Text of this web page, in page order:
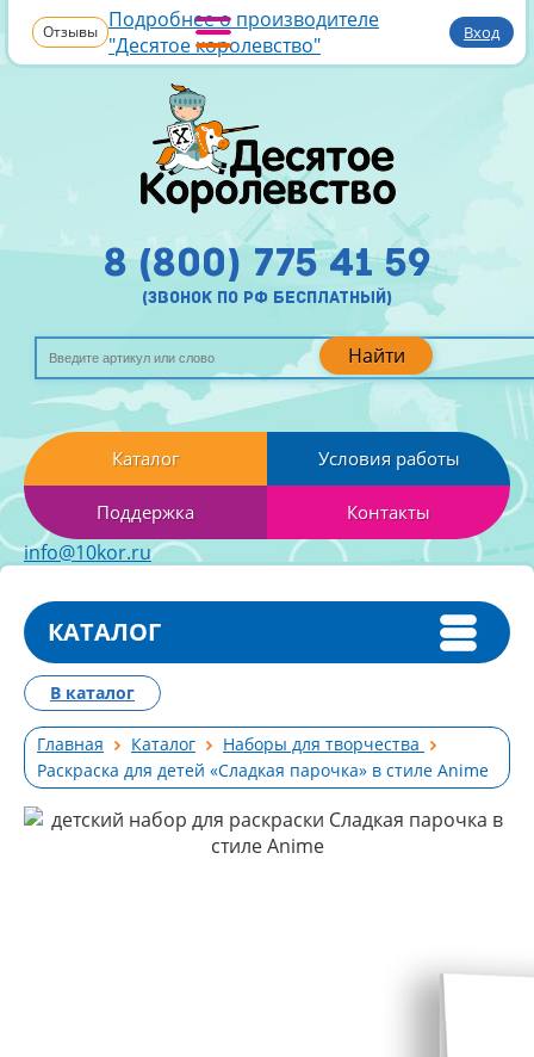
Отзывы Подробнее о производителе
"Десятое королевство"
Вход
Найти
8 (800) 775 41 59
(звонок по рф бесплатный)
Каталог Условия работы
Поддержка Контакты
info@10kor.ru
КАТАЛОГ
Главная Каталог
Наборы для творчества
Раскраска для детей «Сладкая парочка» в стиле Anime
В каталог